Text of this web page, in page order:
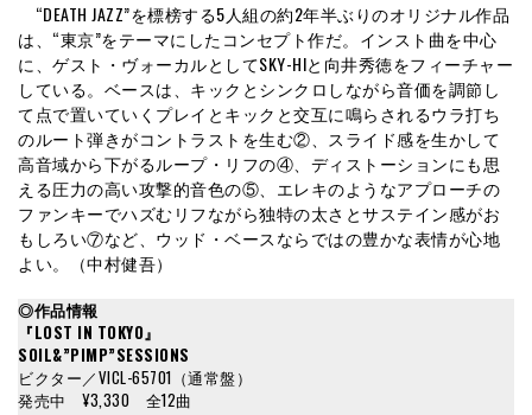
“DEATH JAZZ”を標榜する5人組の約2年半ぶりのオリジナル作品
は、“東京”をテーマにしたコンセプト作だ。インスト曲を中心
に、ゲスト・ヴォーカルとしてSKY-HIと向井秀徳をフィーチャー
している。ベースは、キックとシンクロしながら音価を調節し
て点で置いていくプレイとキックと交互に鳴らされるウラ打ち
のルート弾きがコントラストを生む②、スライド感を生かして
高音域から下がるループ・リフの④、ディストーションにも思
える圧力の高い攻撃的音色の⑤、エレキのようなアプローチの
ファンキーでハズむリフながら独特の太さとサステイン感がお
もしろい⑦など、ウッド・ベースならではの豊かな表情が心地
よい。（中村健吾）
◎作品情報
『LOST IN TOKYO』
SOIL&”PIMP”SESSIONS
ビクター／VICL-65701（通常盤）
発売中 ¥3,330 全12曲